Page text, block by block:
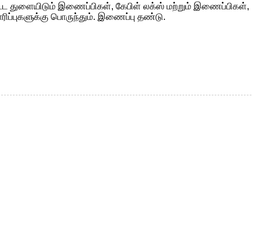
துளையிடும் இணைப்பிகள், கேபிள் லக்ஸ் மற்றும் இணைப்பிகள்,
பொருந்தும். இணைப்பு தண்டு.